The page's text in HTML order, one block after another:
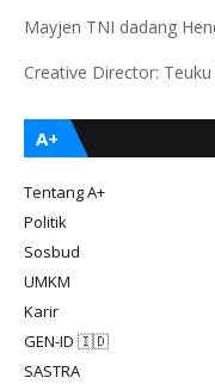
Mayjen TNI dadang
Creative Director:
A+
Tentang A+
Politik
Sosbud
UMKM
Karir
GEN-ID 🇮🇩
SASTRA